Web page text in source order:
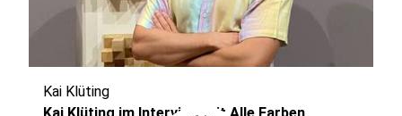
Kai Klüting
Kai Klüting im Interview mit Alle Farben